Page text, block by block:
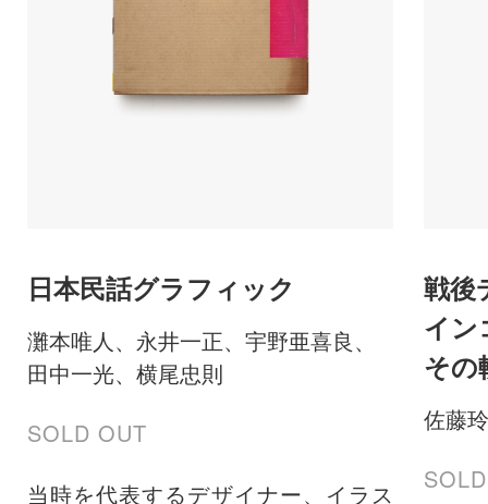
日本民話グラフィック
灘本唯人、永井一正、宇野亜喜良、
田中一光、横尾忠則
SOLD OUT
当時を代表するデザイナー、イラス
戦後
イン
その
佐藤